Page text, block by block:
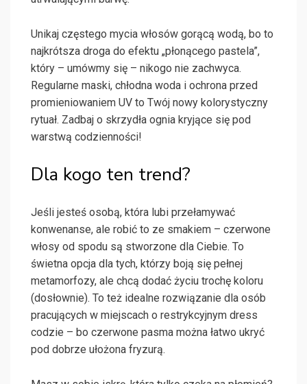
Unikaj częstego mycia włosów gorącą wodą, bo to
najkrótsza droga do efektu „płonącego pastela”,
który – umówmy się – nikogo nie zachwyca.
Regularne maski, chłodna woda i ochrona przed
promieniowaniem UV to Twój nowy kolorystyczny
rytuał. Zadbaj o skrzydła ognia kryjące się pod
warstwą codzienności!
Dla kogo ten trend?
Jeśli jesteś osobą, która lubi przełamywać
konwenanse, ale robić to ze smakiem – czerwone
włosy od spodu są stworzone dla Ciebie. To
świetna opcja dla tych, którzy boją się pełnej
metamorfozy, ale chcą dodać życiu trochę koloru
(dosłownie). To też idealne rozwiązanie dla osób
pracujących w miejscach o restrykcyjnym dress
codzie – bo czerwone pasma można łatwo ukryć
pod dobrze ułożona fryzurą.